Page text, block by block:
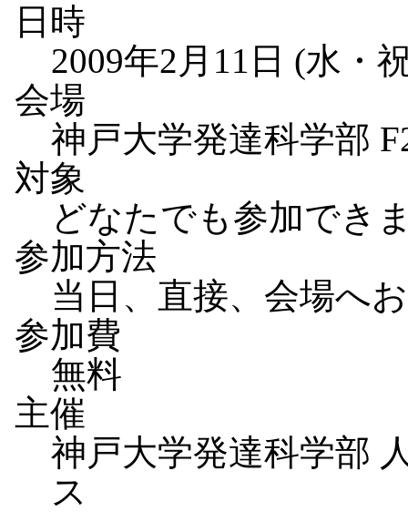
日時
2009年2月11日 (水・
会場
神戸大学発達科学部
対象
どなたでも参加でき
参加方法
当日、直接、会場へ
参加費
無料
主催
神戸大学発達科学部
ス